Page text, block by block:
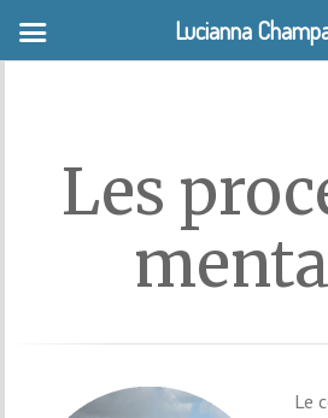
MENU
Les
Le
Lucianna